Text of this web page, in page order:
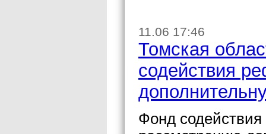
11.06 17:46
Томская
содействия
Фонд